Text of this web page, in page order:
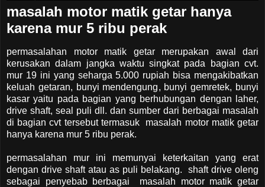
masalah motor matik getar hanya
karena mur 5 ribu perak
permasalahan motor matik getar merupakan awal dari
kerusakan dalam jangka waktu singkat pada bagian cvt.
mur 19 ini yang seharga 5.000 rupiah bisa mengakibatkan
keluah getaran, bunyi mendengung, bunyi gemretek, bunyi
kasar yaitu pada bagian yang berhubungan dengan laher,
drive shaft, seal puli dll. dan sumber dari berbagai masalah
di bagian cvt tersebut termasuk masalah motor matik getar
hanya karena mur 5 ribu perak.
permasalahan mur ini memunyai keterkaitan yang erat
dengan drive shaft atau as puli belakang. shaft drive oleng
sebagai penyebab berbagai masalah motor matik getar